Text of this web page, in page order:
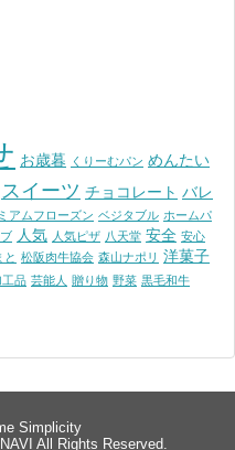
お歳暮 くりーむパン めんたい
スイーツ チョコレート バレ
アムフローズン ベジタブル ホームパ
人気 人気ピザ 八天堂 安全 安心
と 松阪肉牛協会 森山ナポリ 洋菓子
工品 芸能人 贈り物 野菜 黒毛和牛
Simplicity
All Rights Reserved.